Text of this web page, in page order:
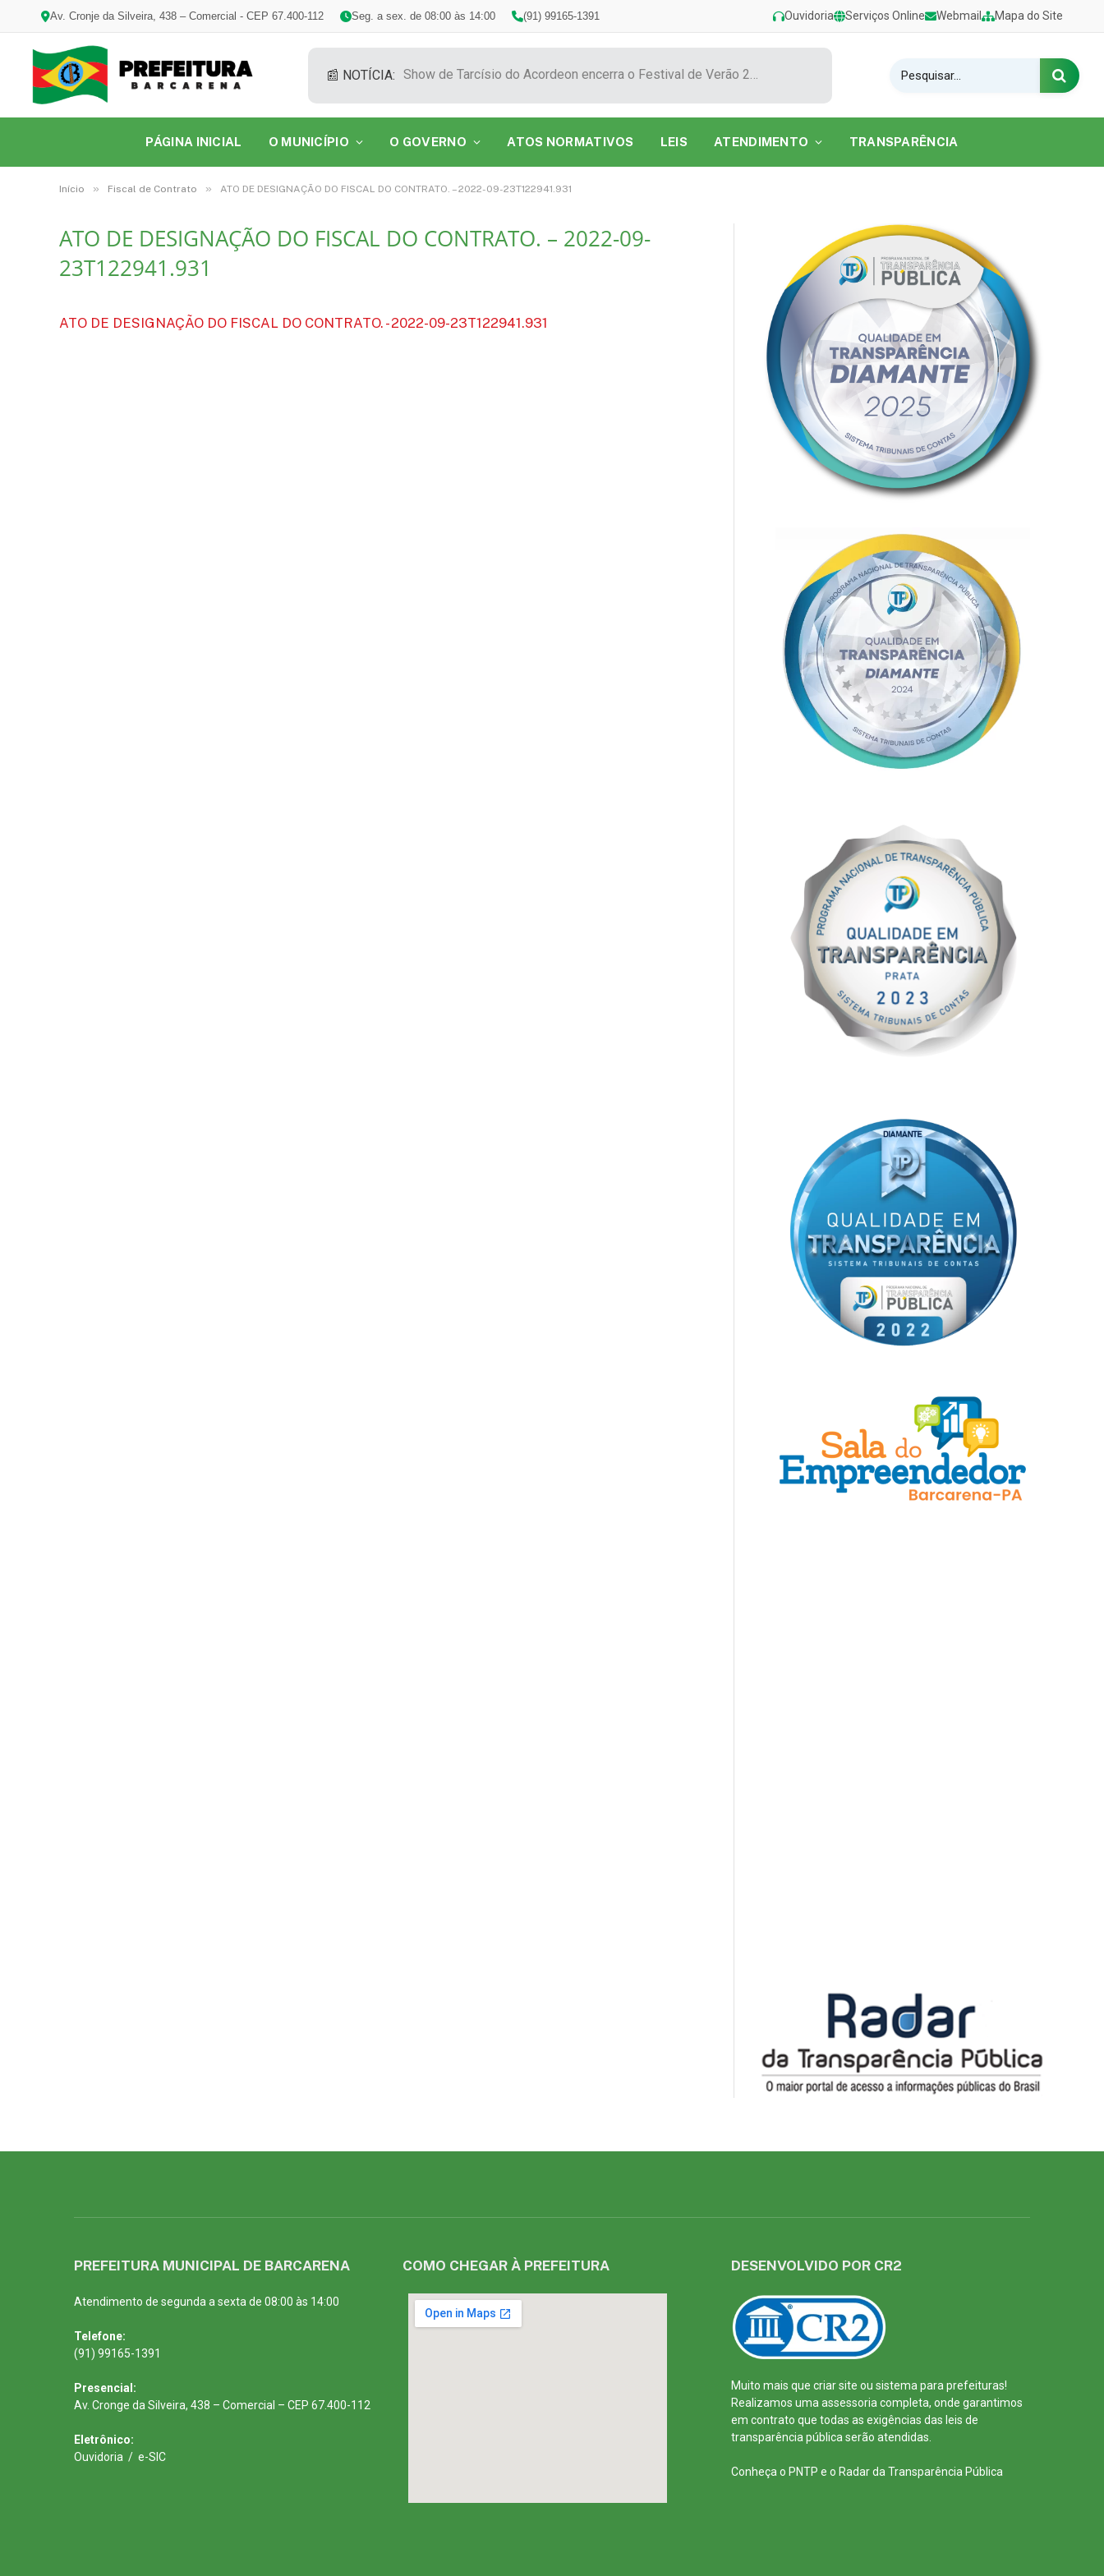
Av. Cronje da Silveira, 438 – Comercial - CEP 67.400-112 Seg. a sex. de 08:00 às 14:00 (91) 99165-1391 Ouvidoria Serviços Online Webmail Mapa do Site
📰 NOTÍCIA: Show de Tarcísio do Acordeon encerra o Festival de Verão 2026 na Praia do Caripi
PÁGINA INICIAL O MUNICÍPIO O GOVERNO ATOS NORMATIVOS LEIS ATENDIMENTO TRANSPARÊNCIA
Início » Fiscal de Contrato » ATO DE DESIGNAÇÃO DO FISCAL DO CONTRATO. – 2022-09-23T122941.931
ATO DE DESIGNAÇÃO DO FISCAL DO CONTRATO. – 2022-09-
23T122941.931
ATO DE DESIGNAÇÃO DO FISCAL DO CONTRATO. - 2022-09-23T122941.931
PREFEITURA MUNICIPAL DE BARCARENA
Atendimento de segunda a sexta de 08:00 às 14:00
Telefone:
(91) 99165-1391
Presencial:
Av. Cronge da Silveira, 438 – Comercial – CEP 67.400-112
Eletrônico:
Ouvidoria / e-SIC
COMO CHEGAR À PREFEITURA DESENVOLVIDO POR CR2
Muito mais que criar site ou sistema para prefeituras!
Realizamos uma assessoria completa, onde garantimos
em contrato que todas as exigências das leis de
transparência pública serão atendidas.
Conheça o PNTP e o Radar da Transparência Pública